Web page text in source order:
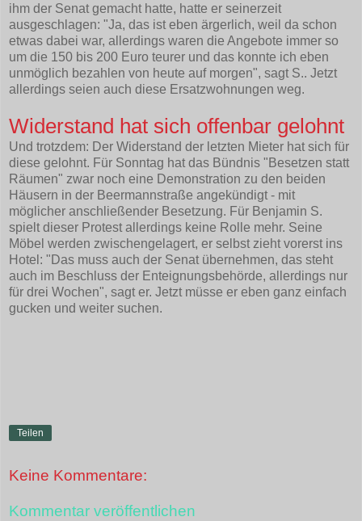
ihm der Senat gemacht hatte, hatte er seinerzeit
ausgeschlagen: "Ja, das ist eben ärgerlich, weil da schon
etwas dabei war, allerdings waren die Angebote immer so
um die 150 bis 200 Euro teurer und das konnte ich eben
unmöglich bezahlen von heute auf morgen", sagt S.. Jetzt
allerdings seien auch diese Ersatzwohnungen weg.
Widerstand hat sich offenbar gelohnt
Und trotzdem: Der Widerstand der letzten Mieter hat sich für
diese gelohnt. Für Sonntag hat das Bündnis "Besetzen statt
Räumen" zwar noch eine Demonstration zu den beiden
Häusern in der Beermannstraße angekündigt - mit
möglicher anschließender Besetzung. Für Benjamin S.
spielt dieser Protest allerdings keine Rolle mehr. Seine
Möbel werden zwischengelagert, er selbst zieht vorerst ins
Hotel: "Das muss auch der Senat übernehmen, das steht
auch im Beschluss der Enteignungsbehörde, allerdings nur
für drei Wochen", sagt er. Jetzt müsse er eben ganz einfach
gucken und weiter suchen.
Teilen
Keine Kommentare:
Kommentar veröffentlichen